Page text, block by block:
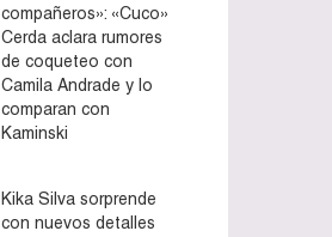
compañeros»: «Cuco»
Cerda aclara rumores
de coqueteo con
Camila Andrade y lo
comparan con
Kaminski
Kika Silva sorprende
con nuevos detalles